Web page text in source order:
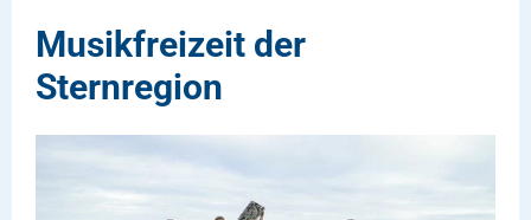
Musikfreizeit der
Sternregion